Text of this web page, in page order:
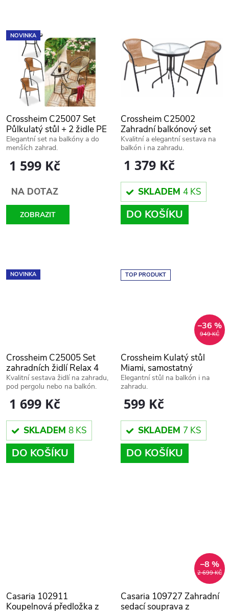
t
tNOVINKA
Crossheim C25007 Set
Půlkulatý stůl + 2 židle PE
rattan, hnědý
1 599 Kč
NA DOTAZ
ZOBRAZIT
Elegantní set na balkóny a do
menších zahrad.
Crossheim C25002
Zahradní balkónový set
2+1 Miami Rattan PE
hnědý
1 379 Kč
SKLADEM 4 KS
DO KOŠÍKU
Kvalitní a elegantní sestava na
balkón i na zahradu.
NOVINKA
Crossheim C25005 Set
zahradních židlí Relax 4
ks
1 699 Kč
SKLADEM 8 KS
DO KOŠÍKU
Kvalitní sestava židlí na zahradu,
pod pergolu nebo na balkón.
TOP PRODUKT
949 KČ
–36 %
Crossheim Kulatý stůl
Miami, samostatný
C25030
599 Kč
SKLADEM 7 KS
DO KOŠÍKU
Elegantní stůl na balkón i na
zahradu.
Casaria 102911
Koupelnová předložka z
2 699 KČ
–8 %
Casaria 109727 Zahradní
sedací souprava z